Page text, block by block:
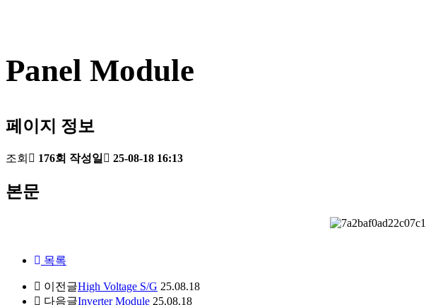
Panel Module
페이지 정보
조회 176회 작성일 25-08-18 16:13
본문
목록
이전글High Voltage S/G 25.08.18
다음글Inverter Module 25.08.18